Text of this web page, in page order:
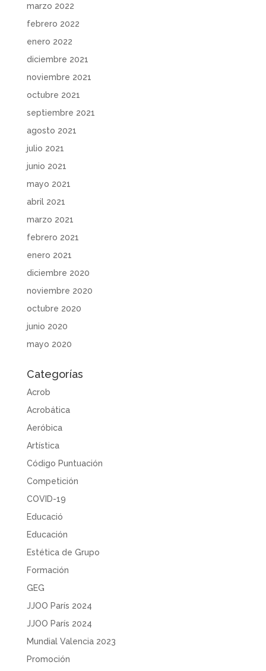
marzo 2022
febrero 2022
enero 2022
diciembre 2021
noviembre 2021
octubre 2021
septiembre 2021
agosto 2021
julio 2021
junio 2021
mayo 2021
abril 2021
marzo 2021
febrero 2021
enero 2021
diciembre 2020
noviembre 2020
octubre 2020
junio 2020
mayo 2020
Categorías
Acrob
Acrobática
Aeróbica
Artística
Código Puntuación
Competición
COVID-19
Educació
Educación
Estética de Grupo
Formación
GEG
JJOO París 2024
JJOO París 2024
Mundial Valencia 2023
Promoción